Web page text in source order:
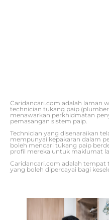
Caridancari.com adalah laman
technician tukang paip
menawarkan perkhidmatan
pemasangan sistem paip.
Technician yang disenaraikan
mempunyai kepakaran dalam
boleh mencari tukang paip
profil mereka untuk maklumat
Caridancari.com adalah
yang boleh dipercayai bagi